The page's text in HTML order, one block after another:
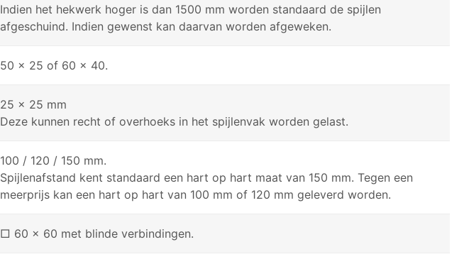
Indien het hekwerk hoger is dan 1500 mm worden standaard de spijlen
afgeschuind. Indien gewenst kan daarvan worden afgeweken.
50 x 25 of 60 x 40.
25 x 25 mm
Deze kunnen recht of overhoeks in het spijlenvak worden gelast.
100 / 120 / 150 mm.
Spijlenafstand kent standaard een hart op hart maat van 150 mm. Tegen een
meerprijs kan een hart op hart van 100 mm of 120 mm geleverd worden.
□ 60 x 60 met blinde verbindingen.